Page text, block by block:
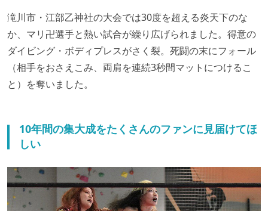
滝川市・江部乙神社の大会では30度を超える炎天下のな
か、マリ卍選手と熱い試合が繰り広げられました。得意の
ダイビング・ボディプレスがさく裂。死闘の末にフォール
（相手をおさえこみ、両肩を連続3秒間マットにつけるこ
と）を奪いました。
10年間の集大成をたくさんのファンに見届けてほ
しい